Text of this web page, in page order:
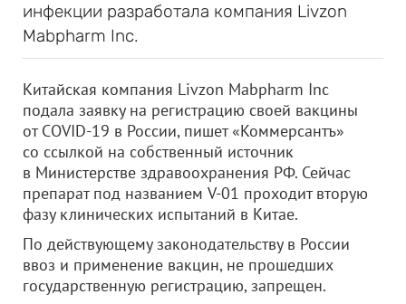
инфекции разработала компания Livzon
Mabpharm Inc.
Китайская компания Livzon Mabpharm Inc
подала заявку на регистрацию своей вакцины
от COVID-19 в России, пишет «Коммерсантъ»
со ссылкой на собственный источник
в Министерстве здравоохранения РФ. Сейчас
препарат под названием V-01 проходит вторую
фазу клинических испытаний в Китае.
По действующему законодательству в России
ввоз и применение вакцин, не прошедших
государственную регистрацию, запрещен.